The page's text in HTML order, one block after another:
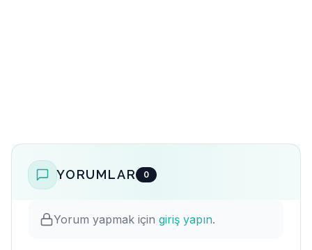
YORUMLAR 0
Yorum yapmak için giriş yapın.